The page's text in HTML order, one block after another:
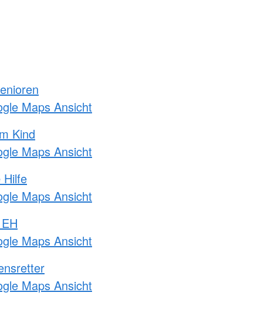
Maps Ansicht
Kind
Maps Ansicht
Hilfe
Maps Ansicht
Maps Ansicht
Maps Ansicht